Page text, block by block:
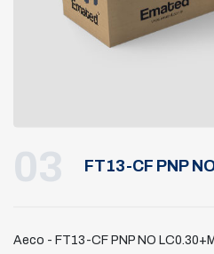
03 FT13-CF PNP
Aeco - FT13-CF PNP NO